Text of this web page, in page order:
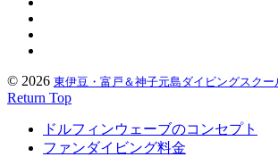
© 2026 東伊豆・富戸＆神子元島ダイビングスクー
Return Top
ドルフィンウェーブのコンセプト
ファンダイビング料金